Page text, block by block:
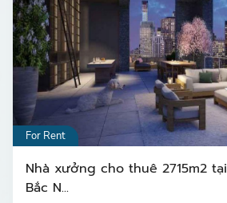
For Rent
Nhà xưởng cho thuê 2715m2
Bắc N...